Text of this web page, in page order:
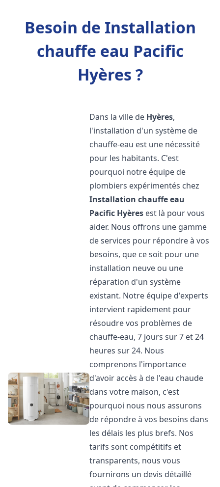
Besoin de Installation
chauffe eau Pacific
Hyères ?
Dans la ville de Hyères,
l'installation d'un système de
chauffe-eau est une nécessité
pour les habitants. C'est
pourquoi notre équipe de
plombiers expérimentés chez
Installation chauffe eau
Pacific Hyères est là pour vous
aider. Nous offrons une gamme
de services pour répondre à vos
besoins, que ce soit pour une
installation neuve ou une
réparation d'un système
existant. Notre équipe d'experts
intervient rapidement pour
résoudre vos problèmes de
chauffe-eau, 7 jours sur 7 et 24
heures sur 24. Nous
comprenons l'importance
d'avoir accès à de l'eau chaude
dans votre maison, c'est
pourquoi nous nous assurons
de répondre à vos besoins dans
les délais les plus brefs. Nos
tarifs sont compétitifs et
transparents, nous vous
fournirons un devis détaillé